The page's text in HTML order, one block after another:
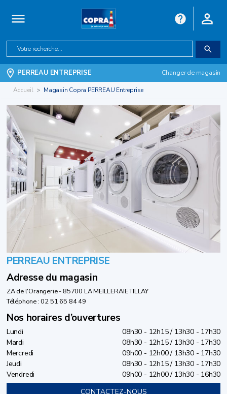
PERREAU ENTREPRISE Changer de magasin
Accueil Magasin Copra PERREAU Entreprise
PERREAU ENTREPRISE
Adresse du magasin
ZA de l'Orangerie - 85700 LA MEILLERAIE TILLAY
Téléphone : 02 51 65 84 49
Nos horaires d’ouvertures
Lundi
08h30 - 12h15 / 13h30 - 17h30
Mardi
08h30 - 12h15 / 13h30 - 17h30
Mercredi
09h00 - 12h00 / 13h30 - 17h30
Jeudi
08h30 - 12h15 / 13h30 - 17h30
Vendredi
09h00 - 12h00 / 13h30 - 16h30
CONTACTEZ-NOUS